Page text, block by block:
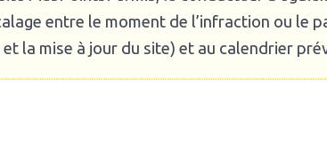
entre le moment de l’infraction ou le
la mise à jour du site) et au calendrier